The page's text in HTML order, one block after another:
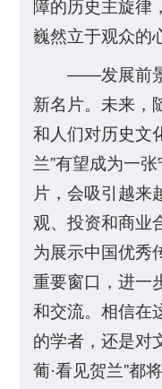
障的历史主旋律
巍然立于观众的
——发展前
新名片。未来，
和人们对历史文
兰”有望成为一
片，会吸引越来
观、投资和商业
为展示中国优秀
重要窗口，进一
和交流。相信在
的学者，还是对
葡·看见贺兰”都